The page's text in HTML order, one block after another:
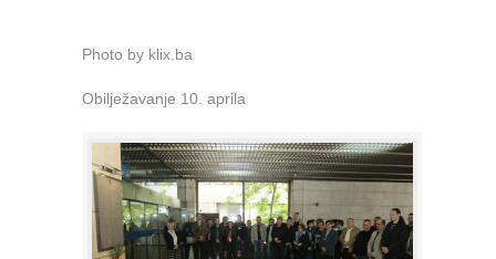
Photo by klix.ba
Obilježavanje 10. aprila